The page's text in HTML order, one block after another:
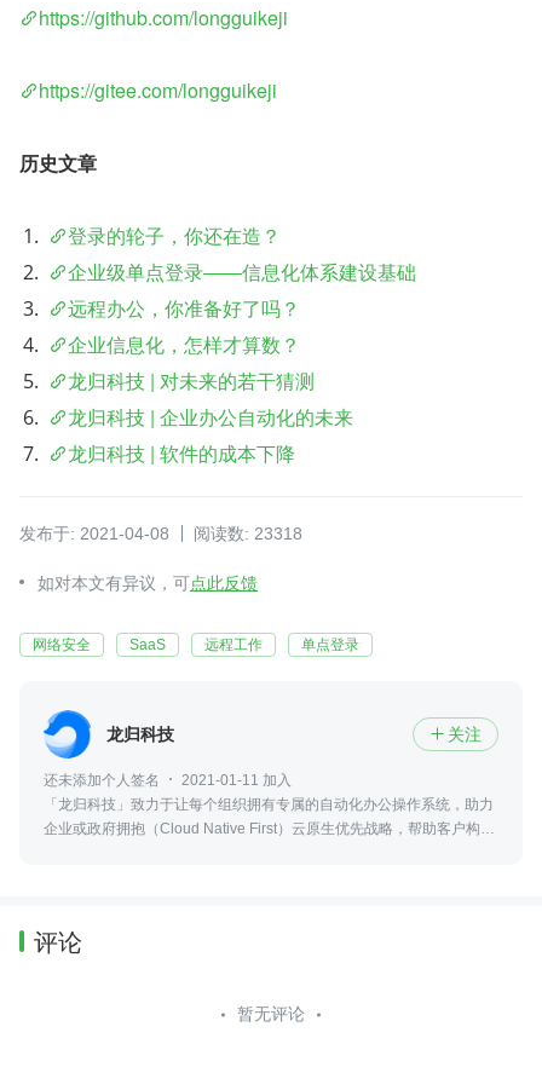
https://github.com/longguikeji
https://gitee.com/longguikeji
历史文章
登录的轮子，你还在造？
企业级单点登录——信息化体系建设基础
远程办公，你准备好了吗？
企业信息化，怎样才算数？
龙归科技 | 对未来的若干猜测
龙归科技 | 企业办公自动化的未来
龙归科技 | 软件的成本下降
发布于: 2021-04-08 阅读数: 23318
如对本文有异议，可点此反馈
网络安全 SaaS 远程工作 单点登录
龙归科技  关注
还未添加个人签名
2021-01-11 加入
「龙归科技」致力于让每个组织拥有专属的自动化办公操作系统，助力
企业或政府拥抱（Cloud Native First）云原生优先战略，帮助客户构筑
评论
暂无评论